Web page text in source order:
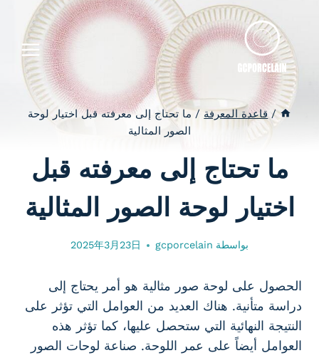
المحتوى
/ قاعدة المعرفة / ما تحتاج إلى معرفته قبل اختيار لوحة
الصور المثالية
ما تحتاج إلى معرفته قبل
اختيار لوحة الصور المثالية
بواسطة gcporcelain
2025年3月23日
الحصول على لوحة صور مثالية هو أمر يحتاج إلى
دراسة متأنية. هناك العديد من العوامل التي تؤثر على
النتيجة النهائية التي ستحصل عليها، كما تؤثر هذه
العوامل أيضاً على عمر اللوحة. صناعة لوحات الصور